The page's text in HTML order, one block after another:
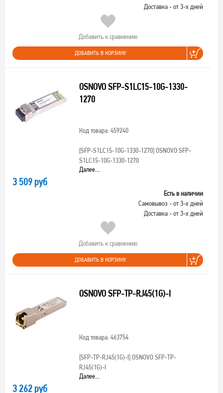
Доставка - от 3-х дней
Добавить к сравнению
ДОБАВИТЬ В КОРЗИНУ
OSNOVO SFP-S1LC15-10G-1330-
1270
Код товара: 459240
[SFP-S1LC15-10G-1330-1270]OSNOVO SFP-
S1LC15-10G-1330-1270
Далее...
3 509 руб
Есть в наличии
Самовывоз - от 3-х дней
Доставка - от 3-х дней
Добавить к сравнению
ДОБАВИТЬ В КОРЗИНУ
OSNOVO SFP-TP-RJ45(1G)-I
Код товара: 463754
[SFP-TP-RJ45(1G)-I]OSNOVO SFP-TP-
RJ45(1G)-I
Далее...
3 262 руб